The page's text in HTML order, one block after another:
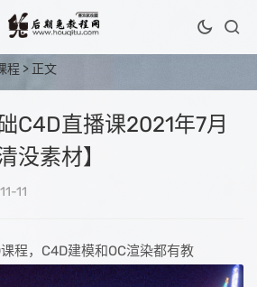
程 > 正文
C4D直播课2021年7月
没素材】
11
程，C4D建模和OC渲染都有教